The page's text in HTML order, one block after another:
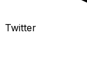
Twitter